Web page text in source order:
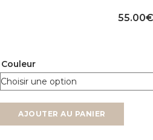
55.00€
Couleur
AJOUTER AU PANIER